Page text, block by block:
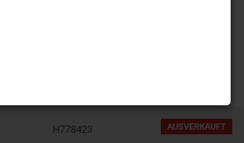
AUSVERKAUFT
H778423